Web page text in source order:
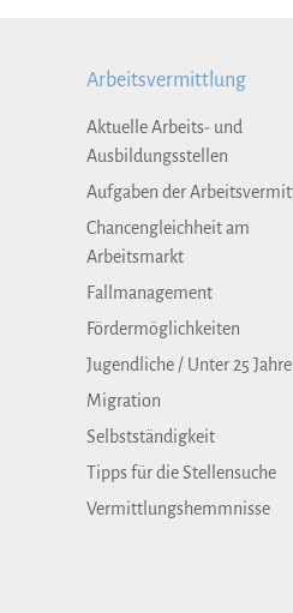
Arbeitsvermittlung
Aktuelle Arbeits- und
Ausbildungsstellen
Aufgaben der
Chancengleichheit am
Arbeitsmarkt
Fallmanagement
Fördermöglichkeiten
Jugendliche / Unter 25 Jahre
Migration
Selbstständigkeit
Tipps für die Stellensuche
Vermittlungshemmnisse